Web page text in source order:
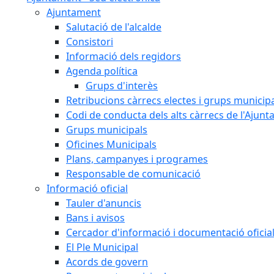
Ajuntament
Salutació de l'alcalde
Consistori
Informació dels regidors
Agenda política
Grups d'interès
Retribucions càrrecs electes i grups
Codi de conducta dels alts càrrecs de
Grups municipals
Oficines Municipals
Plans, campanyes i programes
Responsable de comunicació
Informació oficial
Tauler d'anuncis
Bans i avisos
Cercador d'informació i documentació
El Ple Municipal
Acords de govern